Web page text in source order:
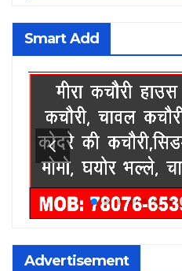
Smart Add
Advertisement